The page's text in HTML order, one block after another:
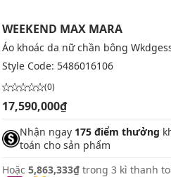
WEEKEND MAX MARA
Áo khoác da nữ chần bông
Style Code: 5486016106
(0)
17,590,000₫
Nhận ngay 175 điểm thưởng
toán cho sản phẩm
Hoặc 5,863,333₫ trong 3 kì thanh